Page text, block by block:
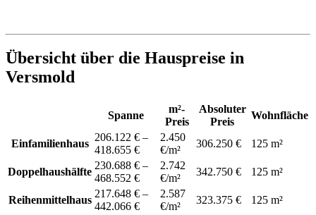
Übersicht über die Hauspreise in
Versmold
Spanne
m²-
Preis
Absoluter
Preis
Wohnfläche
Einfamilienhaus
206.122 € –
418.655 €
2.450
€/m²
306.250 € 125 m²
Doppelhaushälfte
230.688 € –
468.552 €
2.742
€/m²
342.750 € 125 m²
Reihenmittelhaus
217.648 € –
442.066 €
2.587
€/m²
323.375 € 125 m²